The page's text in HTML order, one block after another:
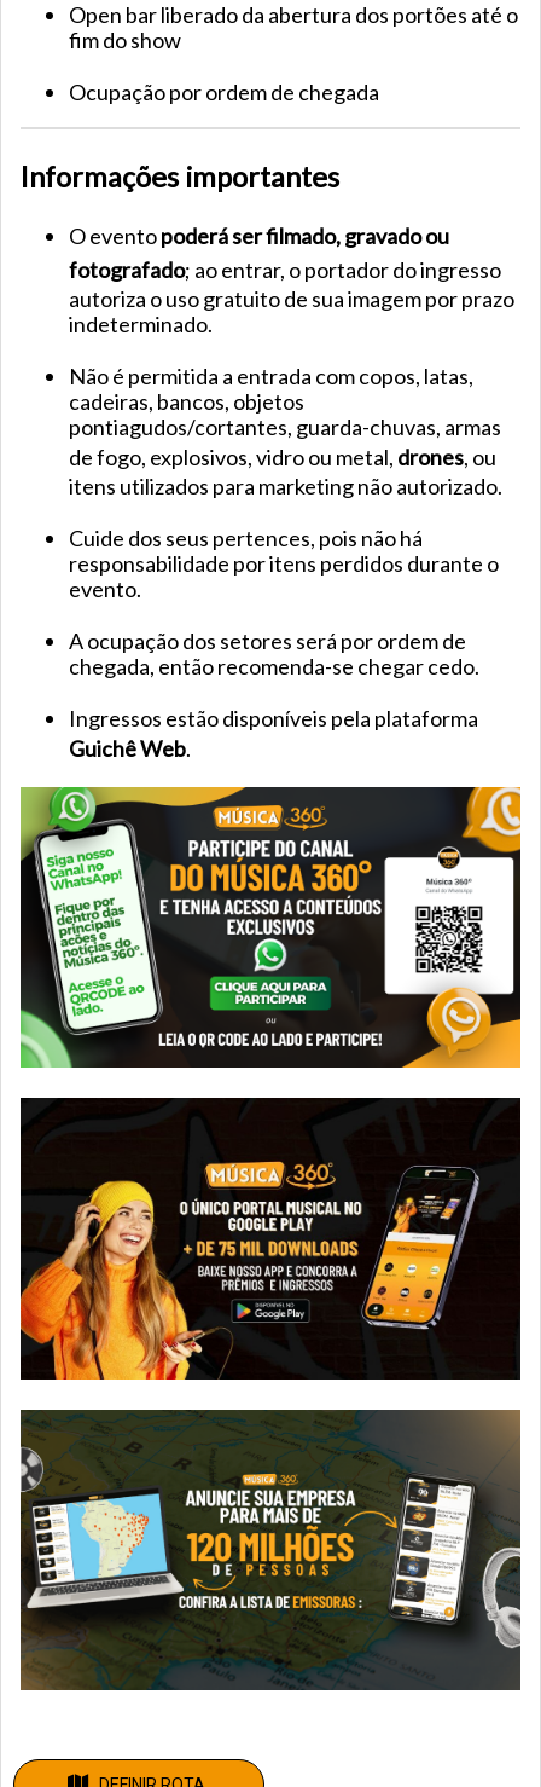
Open bar liberado da abertura dos portões até o
fim do show
Ocupação por ordem de chegada
Informações importantes
O eventopoderá ser filmado, gravado ou
fotografado; ao entrar, o portador do ingresso
autoriza o uso gratuito de sua imagem por prazo
indeterminado.
Não é permitida a entrada com copos, latas,
cadeiras, bancos, objetos
pontiagudos/cortantes, guarda-chuvas, armas
de fogo, explosivos, vidro ou metal, drones, ou
itens utilizados para marketing não autorizado.
Cuide dos seus pertences, pois não há
responsabilidade por itens perdidos durante o
evento.
A ocupação dos setores será por ordem de
chegada, então recomenda-se chegar cedo.
Ingressos estão disponíveis pela plataforma
Guichê Web.